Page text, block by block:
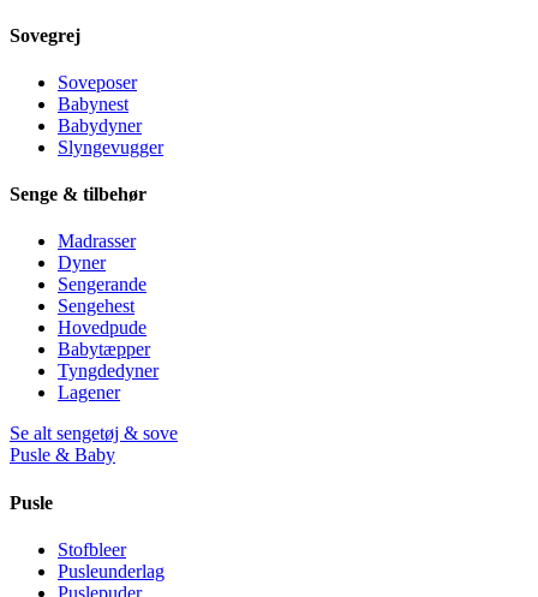
Sovegrej
Soveposer
Babynest
Babydyner
Slyngevugger
Senge & tilbehør
Madrasser
Dyner
Sengerande
Sengehest
Hovedpude
Babytæpper
Tyngdedyner
Lagener
Se alt sengetøj & sove
Pusle & Baby
Pusle
Stofbleer
Pusleunderlag
Puslepuder